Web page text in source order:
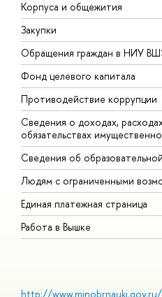
Корпуса и общежития
Закупки
Обращения граждан в НИУ
Фонд целевого капитала
Противодействие коррупции
Сведения о доходах,
обязательствах
Сведения об
Людям с ограниченными
Единая платежная страница
Работа в Вышке
http://www.minobrnauki.gov.ru/